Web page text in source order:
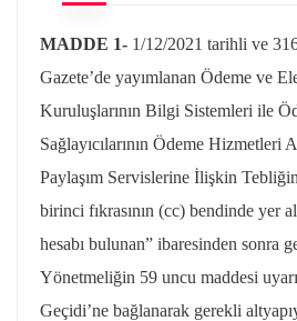
MADDE 1- 1/12/2021 tarihli ve
Gazete’de yayımlanan Ödeme ve
Kuruluşlarının Bilgi Sistemleri ile
Sağlayıcılarının Ödeme Hizmetleri
Paylaşım Servislerine İlişkin
birinci fıkrasının (cc) bendinde yer
hesabı bulunan” ibaresinden sonra
Yönetmeliğin 59 uncu maddesi
Geçidi’ne bağlanarak gerekli